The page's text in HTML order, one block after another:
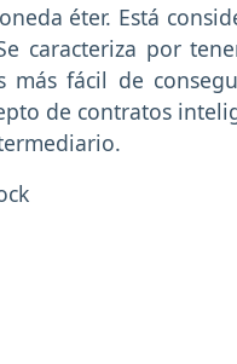
éter. Está
caracteriza por
fácil de
de contratos